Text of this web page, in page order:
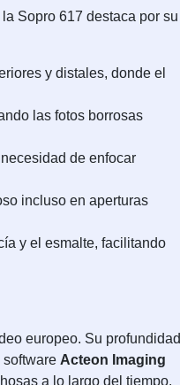
Sopro 617 destaca por su
y distales, donde el
las fotos borrosas
de enfocar
incluso en aperturas
y el esmalte, facilitando
europeo. Su profundidad
software Acteon Imaging
a lo largo del tiempo.